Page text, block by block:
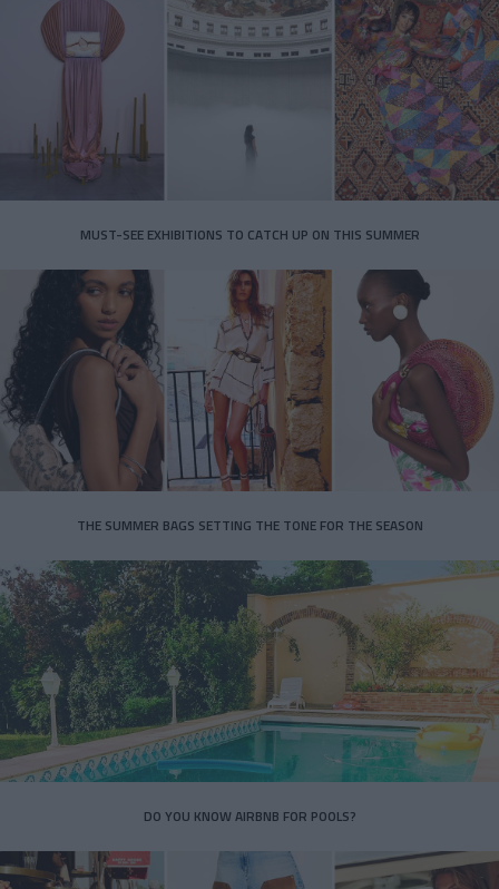
MUST-SEE EXHIBITIONS TO CATCH UP ON THIS SUMMER
THE SUMMER BAGS SETTING THE TONE FOR THE SEASON
DO YOU KNOW AIRBNB FOR POOLS?